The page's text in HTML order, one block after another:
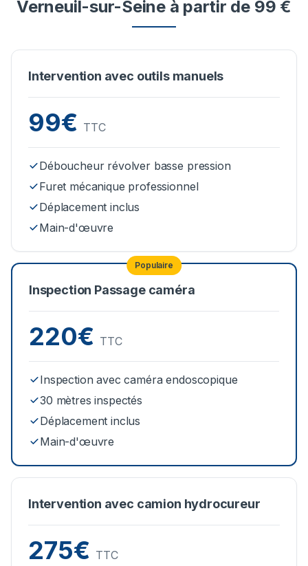
Verneuil-sur-Seine à partir de 99 €
Intervention avec outils manuels
99€ TTC
Déboucheur révolver basse pression
Furet mécanique professionnel
Déplacement inclus
Main-d'œuvre
Populaire
Inspection Passage caméra
220€ TTC
Inspection avec caméra endoscopique
30 mètres inspectés
Déplacement inclus
Main-d'œuvre
Intervention avec camion hydrocureur
275€ TTC